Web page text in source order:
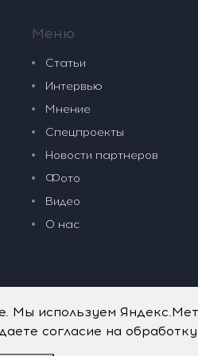
Меню
Статьи
Интервью
Мнение
Спецпроекты
Новости партнеров
Фото
Видео
О нас
Мы используем
согласие на